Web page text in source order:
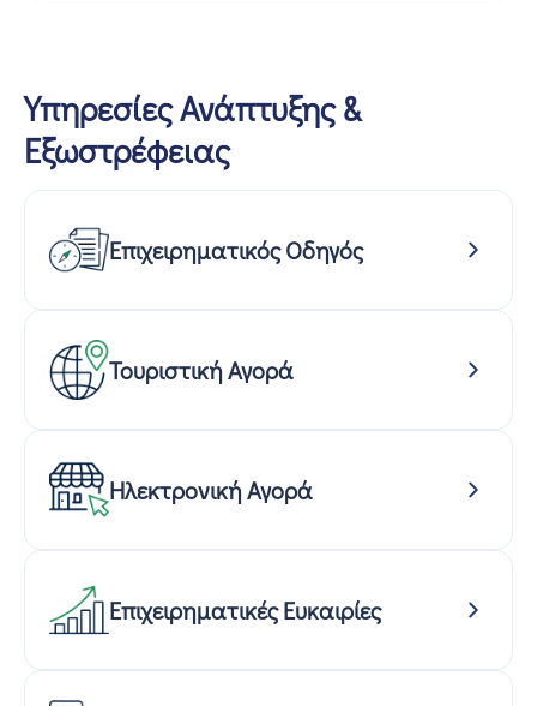
Υπηρεσίες Ανάπτυξης &
Εξωστρέφειας
Επιχειρηματικός Οδηγός
Τουριστική Αγορά
Ηλεκτρονική Αγορά
Επιχειρηματικές Ευκαιρίες